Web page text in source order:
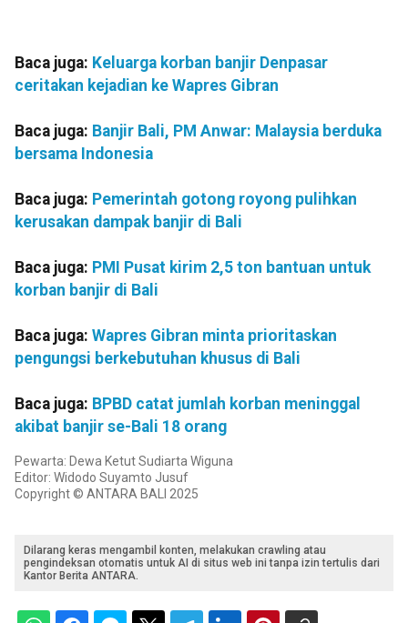
Baca juga: Keluarga korban banjir Denpasar
ceritakan kejadian ke Wapres Gibran
Baca juga: Banjir Bali, PM Anwar: Malaysia berduka
bersama Indonesia
Baca juga: Pemerintah gotong royong pulihkan
kerusakan dampak banjir di Bali
Baca juga: PMI Pusat kirim 2,5 ton bantuan untuk
korban banjir di Bali
Baca juga: Wapres Gibran minta prioritaskan
pengungsi berkebutuhan khusus di Bali
Baca juga: BPBD catat jumlah korban meninggal
akibat banjir se-Bali 18 orang
Pewarta: Dewa Ketut Sudiarta Wiguna
Editor: Widodo Suyamto Jusuf
Copyright © ANTARA BALI 2025
Dilarang keras mengambil konten, melakukan crawling atau
pengindeksan otomatis untuk AI di situs web ini tanpa izin tertulis dari
Kantor Berita ANTARA.